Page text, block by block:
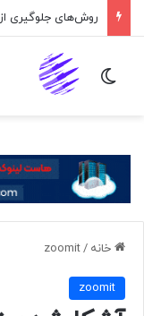
تغییر پوسته
خانه /
zoomit
zoomit